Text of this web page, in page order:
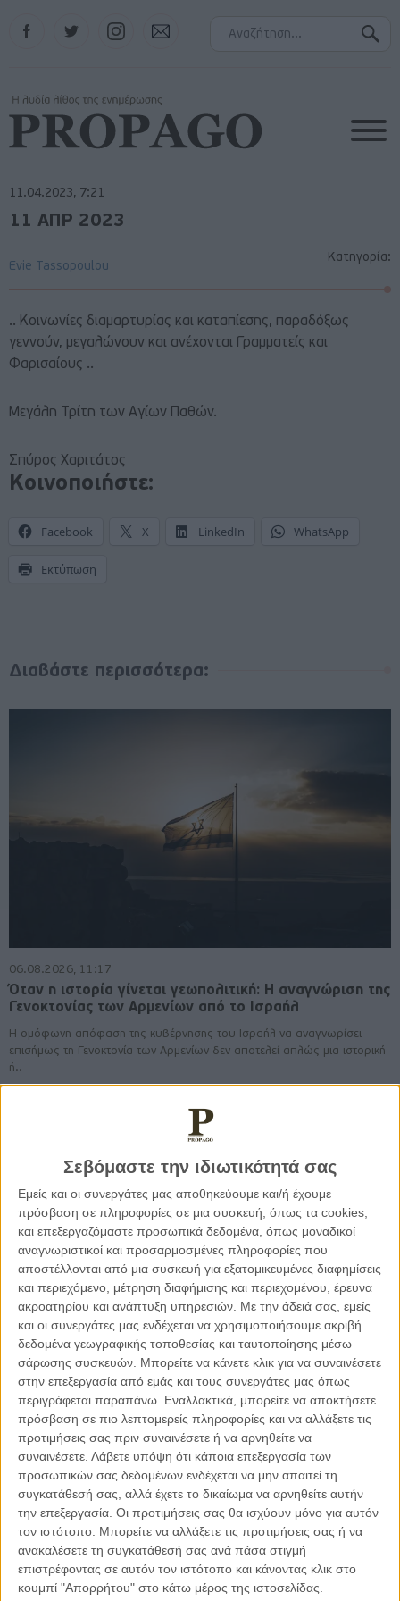
Σεβόμαστε την ιδιωτικότητά σας
Εμείς και οι συνεργάτες μας αποθηκεύουμε και/ή έχουμε
πρόσβαση σε πληροφορίες σε μια συσκευή, όπως τα cookies,
και επεξεργαζόμαστε προσωπικά δεδομένα, όπως μοναδικοί
αναγνωριστικοί και προσαρμοσμένες πληροφορίες που
αποστέλλονται από μια συσκευή για εξατομικευμένες διαφημίσεις
και περιεχόμενο, μέτρηση διαφήμισης και περιεχομένου, έρευνα
ακροατηρίου και ανάπτυξη υπηρεσιών. Με την άδειά σας, εμείς
και οι συνεργάτες μας ενδέχεται να χρησιμοποιήσουμε ακριβή
δεδομένα γεωγραφικής τοποθεσίας και ταυτοποίησης μέσω
σάρωσης συσκευών. Μπορείτε να κάνετε κλικ για να συναινέσετε
στην επεξεργασία από εμάς και τους συνεργάτες μας όπως
περιγράφεται παραπάνω. Εναλλακτικά, μπορείτε να αποκτήσετε
πρόσβαση σε πιο λεπτομερείς πληροφορίες και να αλλάξετε τις
προτιμήσεις σας πριν συναινέσετε ή να αρνηθείτε να
συναινέσετε. Λάβετε υπόψη ότι κάποια επεξεργασία των
προσωπικών σας δεδομένων ενδέχεται να μην απαιτεί τη
συγκατάθεσή σας, αλλά έχετε το δικαίωμα να αρνηθείτε αυτήν
την επεξεργασία. Οι προτιμήσεις σας θα ισχύουν μόνο για αυτόν
τον ιστότοπο. Μπορείτε να αλλάξετε τις προτιμήσεις σας ή να
ανακαλέσετε τη συγκατάθεσή σας ανά πάσα στιγμή
επιστρέφοντας σε αυτόν τον ιστότοπο και κάνοντας κλικ στο
κουμπί "Απορρήτου" στο κάτω μέρος της ιστοσελίδας.
Instagram
11.04.2023, 7:21
Κατηγορία:
Evie Tassopoulou
11 ΑΠΡ 2023
.. Κοινωνίες διαμαρτυρίας και καταπίεσης, παραδόξως
γεννούν, μεγαλώνουν και ανέχονται Γραμματείς και
Φαρισαίους ..
Μεγάλη Τρίτη των Αγίων Παθών.
Σπύρος Χαριτάτος
Κοινοποιήστε:
Facebook X LinkedIn WhatsApp
Εκτύπωση
Διαβάστε περισσότερα:
06.08.2026, 11:17
Όταν η ιστορία γίνεται γεωπολιτική: Η αναγνώριση της
Γενοκτονίας των Αρμενίων από το Ισραήλ
Η ομόφωνη απόφαση της κυβέρνησης του Ισραήλ να αναγνωρίσει
επισήμως τη Γενοκτονία των Αρμενίων δεν αποτελεί απλώς μια ιστορική
ή..
Στην εποχή της κατανόησης της πληροφορίας
Ζούμε σε μια παράδοξη εποχή. Ποτέ άλλοτε στην ιστορία της
ανθρωπότητας δεν είχαμε πρόσβαση σε τόση πληροφορία. Μέσα σε
λίγα..
Παρεμβάσεις
Κέλλυ Καμπάκη
Κέλλυ Καμπάκη: Η μαμά της Έμμας